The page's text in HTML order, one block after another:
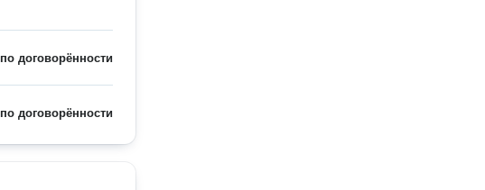
по договорённости
по договорённости